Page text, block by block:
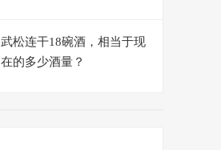
武松连干18碗酒，相当于现
在的多少酒量？